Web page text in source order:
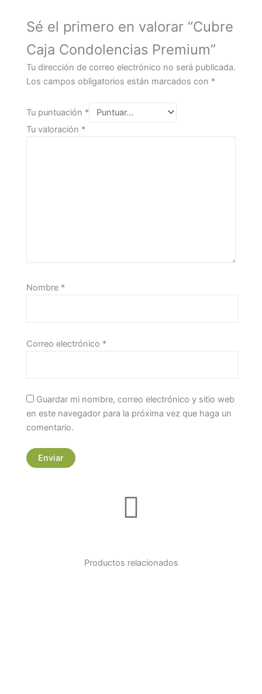
Sé el primero en valorar “Cubre
Caja Condolencias Premium”
Tu dirección de correo electrónico no será publicada.
Los campos obligatorios están marcados con *
Tu puntuación *
Tu valoración *
Nombre *
Correo electrónico *
Guardar mi nombre, correo electrónico y sitio web
en este navegador para la próxima vez que haga un
comentario.
Productos relacionados